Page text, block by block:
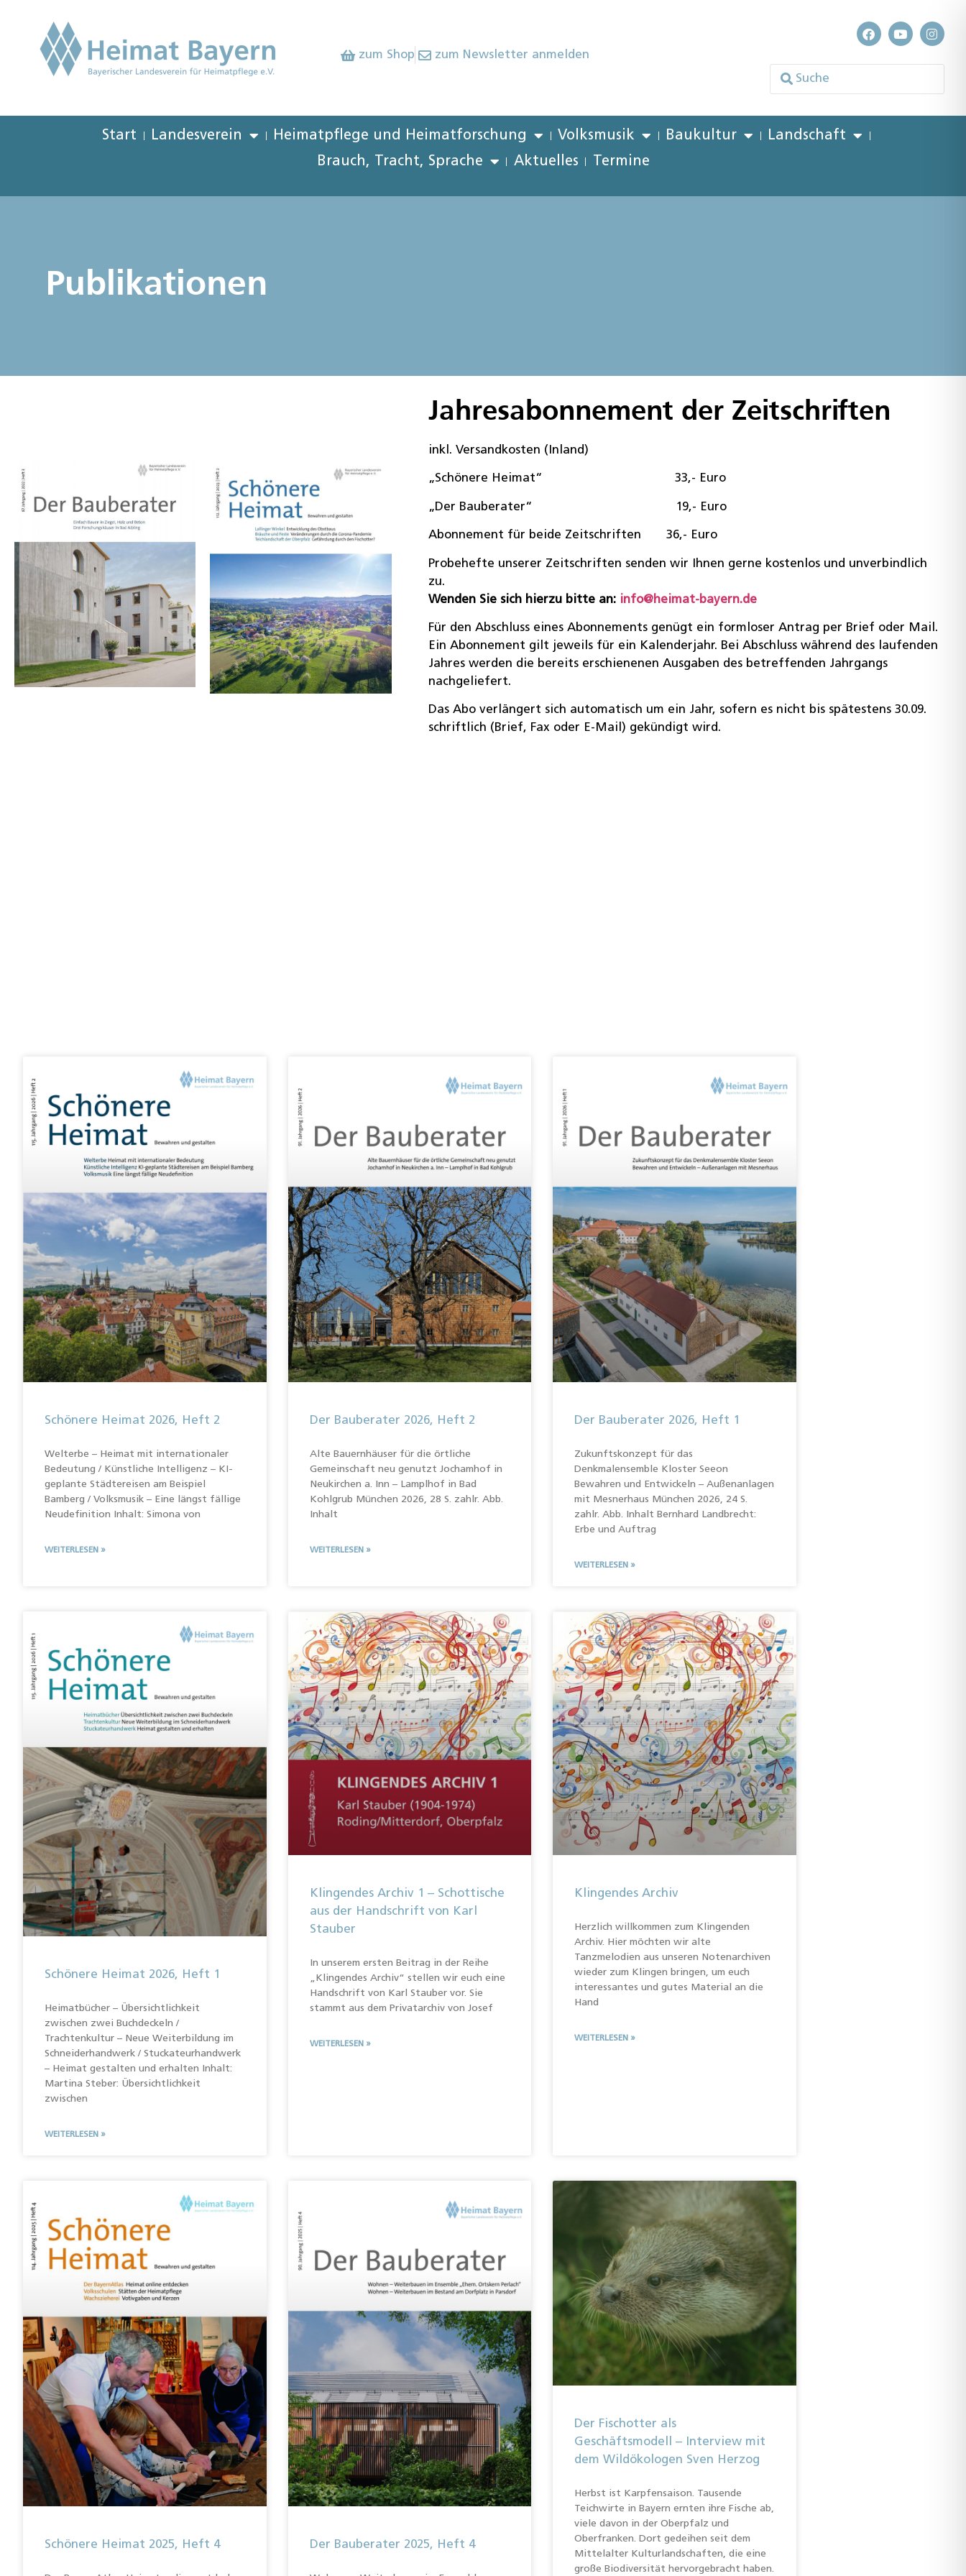
zum Shop zum Newsletter anmelden
Start Landesverein Heimatpflege und Heimatforschung Volksmusik Baukultur
Landschaft
Brauch, Tracht, Sprache
Aktuelles Termine
Publikationen
Jahresabonnement der Zeitschriften
inkl. Versandkosten (Inland)
„Schönere Heimat“ 33,- Euro
„Der Bauberater“ 19,- Euro
Abonnement für beide Zeitschriften 36,- Euro
Probehefte unserer Zeitschriften senden wir Ihnen gerne kostenlos und unverbindlich
zu.
Wenden Sie sich hierzu bitte an: info@heimat-bayern.de
Für den Abschluss eines Abonnements genügt ein formloser Antrag per Brief oder Mail.
Ein Abonnement gilt jeweils für ein Kalenderjahr. Bei Abschluss während des laufenden
Jahres werden die bereits erschienenen Ausgaben des betreffenden Jahrgangs
nachgeliefert.
Das Abo verlängert sich automatisch um ein Jahr, sofern es nicht bis spätestens 30.09.
schriftlich (Brief, Fax oder E-Mail) gekündigt wird.
Schönere Heimat 2026, Heft 2
Welterbe – Heimat mit internationaler
Bedeutung / Künstliche Intelligenz – KI-
geplante Städtereisen am Beispiel
Bamberg / Volksmusik – Eine längst fällige
Neudefinition Inhalt: Simona von
WEITERLESEN »
Der Bauberater 2026, Heft 2
Alte Bauernhäuser für die örtliche
Gemeinschaft neu genutzt Jochamhof in
Neukirchen a. Inn – Lamplhof in Bad
Kohlgrub München 2026, 28 S. zahlr. Abb.
Inhalt
WEITERLESEN »
Der Bauberater 2026, Heft 1
Zukunftskonzept für das
Denkmalensemble Kloster Seeon
Bewahren und Entwickeln – Außenanlagen
mit Mesnerhaus München 2026, 24 S.
zahlr. Abb. Inhalt Bernhard Landbrecht:
Erbe und Auftrag
WEITERLESEN »
Schönere Heimat 2026, Heft 1
Heimatbücher – Übersichtlichkeit
zwischen zwei Buchdeckeln /
Trachtenkultur – Neue Weiterbildung im
Schneiderhandwerk / Stuckateurhandwerk
– Heimat gestalten und erhalten Inhalt:
Martina Steber: Übersichtlichkeit
zwischen
WEITERLESEN »
Klingendes Archiv 1 – Schottische
aus der Handschrift von Karl
Stauber
In unserem ersten Beitrag in der Reihe
„Klingendes Archiv“ stellen wir euch eine
Handschrift von Karl Stauber vor. Sie
stammt aus dem Privatarchiv von Josef
WEITERLESEN »
Klingendes Archiv
Herzlich willkommen zum Klingenden
Archiv. Hier möchten wir alte
Tanzmelodien aus unseren Notenarchiven
wieder zum Klingen bringen, um euch
interessantes und gutes Material an die
Hand
WEITERLESEN »
Schönere Heimat 2025, Heft 4 Der Bauberater 2025, Heft 4
Der Fischotter als
Geschäftsmodell – Interview mit
dem Wildökologen Sven Herzog
Herbst ist Karpfensaison. Tausende
Teichwirte in Bayern ernten ihre Fische ab,
viele davon in der Oberpfalz und
Oberfranken. Dort gedeihen seit dem
Mittelalter Kulturlandschaften, die eine
große Biodiversität hervorgebracht haben.